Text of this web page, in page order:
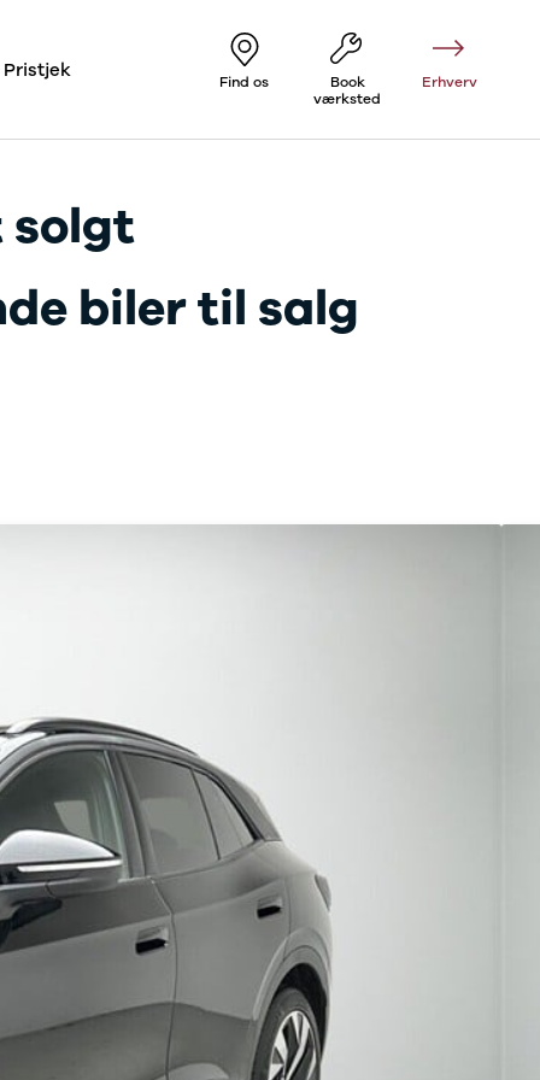
Pristjek Find os
Book
værksted
Erhverv
solgt
biler til salg